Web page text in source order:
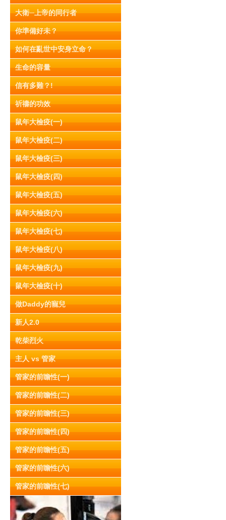
大衛─上帝的同行者
你準備好未？
如何在亂世中安身立命？
生命的容量
信有多難？!
祈禱的功效
鼠年大檢疫(一)
鼠年大檢疫(二)
鼠年大檢疫(三)
鼠年大檢疫(四)
鼠年大檢疫(五)
鼠年大檢疫(六)
鼠年大檢疫(七)
鼠年大檢疫(八)
鼠年大檢疫(九)
鼠年大檢疫(十)
做Daddy的寵兒
新人2.0
乾柴烈火
主人 vs 管家
管家的前瞻性(一)
管家的前瞻性(二)
管家的前瞻性(三)
管家的前瞻性(四)
管家的前瞻性(五)
管家的前瞻性(六)
管家的前瞻性(七)